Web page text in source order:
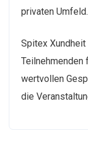
privaten Umfeld.
Spitex
wertvollen
die